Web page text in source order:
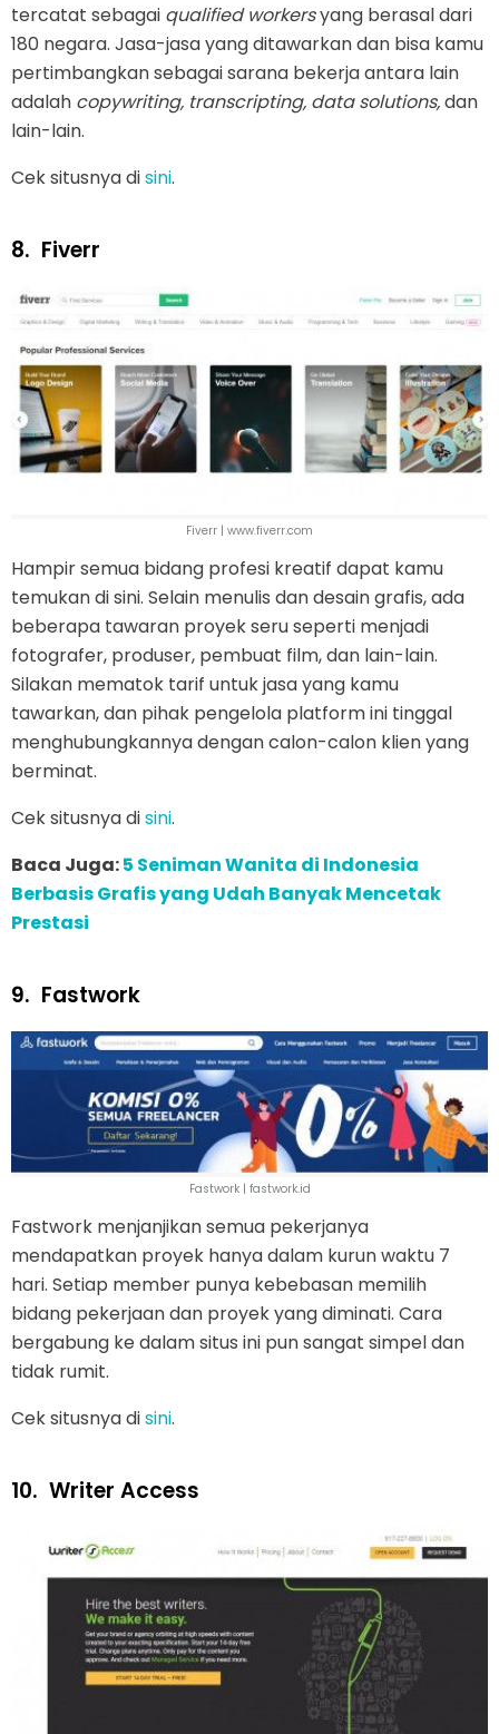
tercatat sebagai qualified workersyang berasal dari
180 negara. Jasa-jasa yang ditawarkan dan bisa kamu
pertimbangkan sebagai sarana bekerja antara lain
adalah copywriting, transcripting, data solutions,dan
lain-lain.
Cek situsnya disini.
8. Fiverr
Fiverr | www.fiverr.com
Hampir semua bidang profesi kreatif dapat kamu
temukan di sini. Selain menulis dan desain grafis, ada
beberapa tawaran proyek seru seperti menjadi
fotografer, produser, pembuat film, dan lain-lain.
Silakan mematok tarif untuk jasa yang kamu
tawarkan, dan pihak pengelola platform ini tinggal
menghubungkannya dengan calon-calon klien yang
berminat.
Cek situsnya disini.
Baca Juga:5 Seniman Wanita di Indonesia
Berbasis Grafis yang Udah Banyak Mencetak
Prestasi
9. Fastwork
Fastwork | fastwork.id
Fastwork menjanjikan semua pekerjanya
mendapatkan proyek hanya dalam kurun waktu 7
hari. Setiap member punya kebebasan memilih
bidang pekerjaan dan proyek yang diminati. Cara
bergabung ke dalam situs ini pun sangat simpel dan
tidak rumit.
Cek situsnya disini.
10. Writer Access